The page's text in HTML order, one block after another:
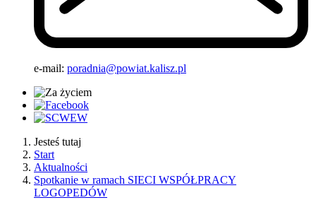
e-mail: poradnia@powiat.kalisz.pl
Jesteś tutaj
Start
Aktualności
Spotkanie w ramach SIECI WSPÓŁPRACY
LOGOPEDÓW